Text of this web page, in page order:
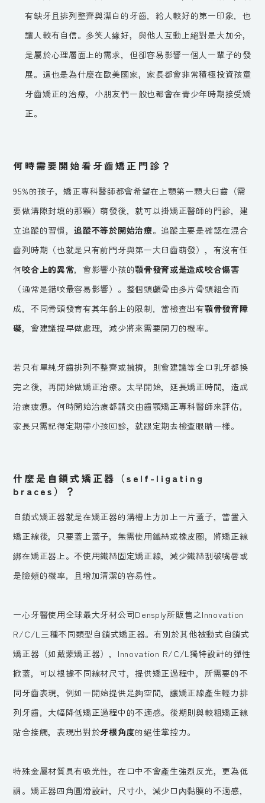
有缺牙且排列整齊與潔白的牙齒，給人較好的第一印象，也
讓人較有自信。多笑人緣好，與他人互動上絕對是大加分，
是屬於心理層面上的需求，但卻容易影響一個人一輩子的發
展。這也是為什麼在歐美國家，家長都會非常積極投資孩童
牙齒矯正的治療，小朋友們一般也都會在青少年時期接受矯
正。
何時需要開始看牙齒矯正門診？
95%的孩子，矯正專科醫師都會希望在上顎第一顆大臼齒（需
要做溝隙封填的那顆）萌發後，就可以掛矯正醫師的門診，建
立追蹤的習慣，追蹤不等於開始治療。追蹤主要是確認在混合
齒列時期（也就是只有前門牙與第一大臼齒萌發），有沒有任
何咬合上的異常，會影響小孩的顎骨發育或是造成咬合傷害
（通常是錯咬最容易影響）。整個頭顱骨由多片骨頭組合而
成，不同骨頭發育有其年齡上的限制，當檢查出有顎骨發育障
礙，會建議提早做處理，減少將來需要開刀的機率。
若只有單純牙齒排列不整齊或擁擠，則會建議等全口乳牙都換
完之後，再開始做矯正治療。太早開始，延長矯正時間，造成
治療疲憊。何時開始治療都請交由齒顎矯正專科醫師來評估，
家長只需記得定期帶小孩回診，就跟定期去檢查眼睛一樣。
什麼是自鎖式矯正器（self-ligating
braces）？
自鎖式矯正器就是在矯正器的溝槽上方加上一片蓋子，當置入
矯正線後，只要蓋上蓋子，無需使用鐵絲或橡皮圈，將矯正線
綁在矯正器上。不使用鐵絲固定矯正線，減少鐵絲刮破嘴唇或
是臉頰的機率，且增加清潔的容易性。
一心牙醫使用全球最大牙材公司Densply所販售之Innovation
R/C/L三種不同類型自鎖式矯正器。有別於其他被動式自鎖式
矯正器（如戴蒙矯正器），Innovation R/C/L獨特設計的彈性
掀蓋，可以根據不同線材尺寸，提供矯正過程中，所需要的不
同牙齒表現，例如一開始提供足夠空間，讓矯正線產生輕力排
列牙齒，大幅降低矯正過程中的不適感。後期則與較粗矯正線
貼合接觸，表現出對於牙根角度的絕佳掌控力。
特殊金屬材質具有吸光性，在口中不會產生強烈反光，更為低
調。矯正器四角圓滑設計，尺寸小，減少口內黏膜的不適感，